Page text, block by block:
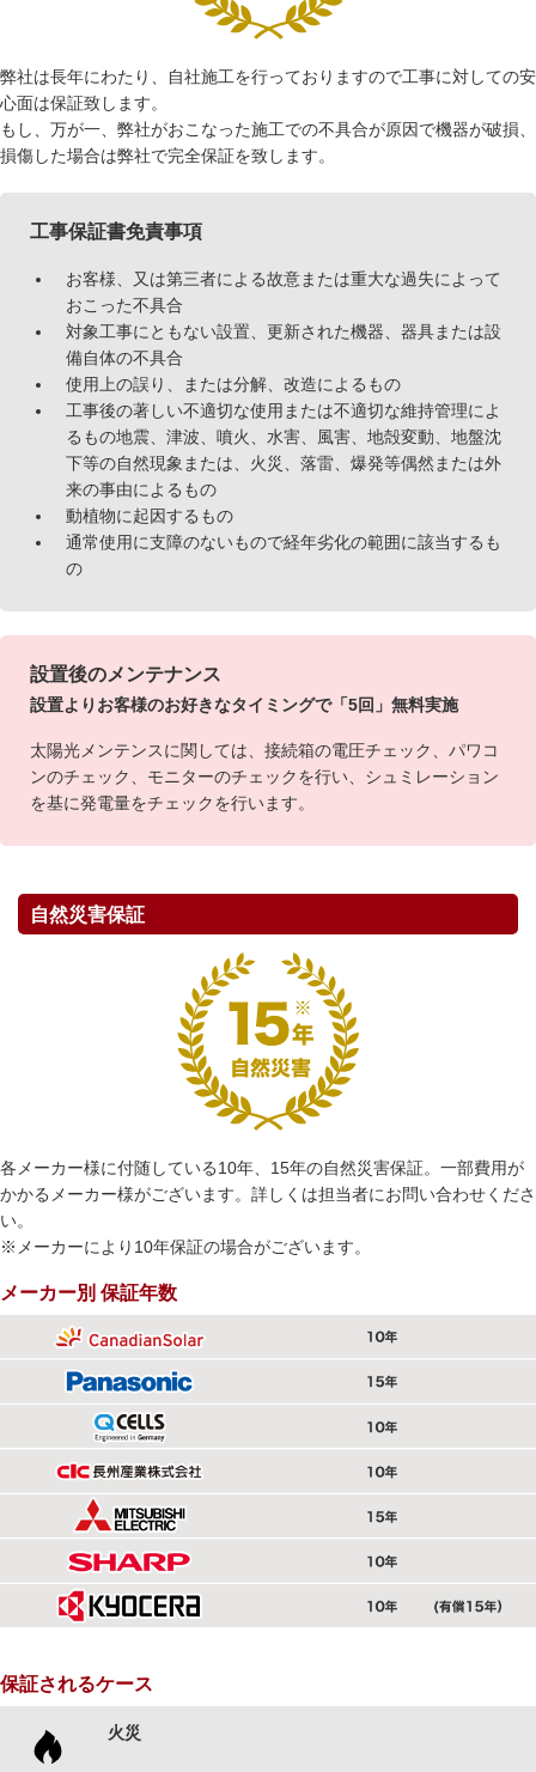
弊社は長年にわたり、自社施工を行っておりますので工事に対しての安
心面は保証致します。
もし、万が一、弊社がおこなった施工での不具合が原因で機器が破損、
損傷した場合は弊社で完全保証を致します。
工事保証書免責事項
お客様、又は第三者による故意または重大な過失によって
おこった不具合
対象工事にともない設置、更新された機器、器具または設
備自体の不具合
使用上の誤り、または分解、改造によるもの
工事後の著しい不適切な使用または不適切な維持管理によ
るもの地震、津波、噴火、水害、風害、地殻変動、地盤沈
下等の自然現象または、火災、落雷、爆発等偶然または外
来の事由によるもの
動植物に起因するもの
通常使用に支障のないもので経年劣化の範囲に該当するも
の
設置後のメンテナンス
設置よりお客様のお好きなタイミングで「5回」無料実施
太陽光メンテンスに関しては、接続箱の電圧チェック、パワコ
ンのチェック、モニターのチェックを行い、シュミレーション
を基に発電量をチェックを行います。
自然災害保証
各メーカー様に付随している10年、15年の自然災害保証。一部費用が
かかるメーカー様がございます。詳しくは担当者にお問い合わせくださ
い。
※メーカーにより10年保証の場合がございます。
メーカー別 保証年数
保証されるケース
火災